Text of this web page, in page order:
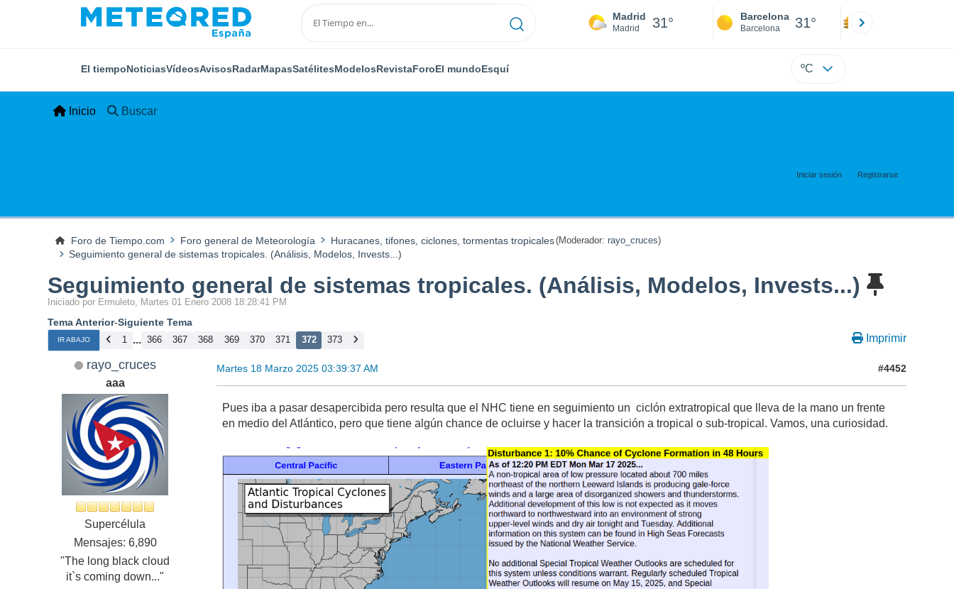
Madrid
Madrid 31° Barcelona
Barcelona 31°
El tiempoNoticiasVídeosAvisosRadarMapasSatélitesModelosRevistaForoEl mundoEsquí ºC
Inicio Buscar
Iniciar sesión Registrarse
Foro de Tiempo.com Foro general de Meteorología Huracanes, tifones, ciclones, tormentas tropicales(Moderador: rayo_cruces)
Seguimiento general de sistemas tropicales. (Análisis, Modelos, Invests...)
Seguimiento general de sistemas tropicales. (Análisis, Modelos, Invests...)
Iniciado por Ermuleto, Martes 01 Enero 2008 18:28:41 PM
Tema Anterior-Siguiente Tema
IR ABAJO 1 ... 366 367 368 369 370 371 372 373 Imprimir
rayo_cruces
aaa
Supercélula
Mensajes: 6,890
"The long black cloud
it`s coming down..."
Martes 18 Marzo 2025 03:39:37 AM #4452
Pues iba a pasar desapercibida pero resulta que el NHC tiene en seguimiento un ciclón extratropical que lleva de la mano un frente
en medio del Atlántico, pero que tiene algún chance de ocluirse y hacer la transición a tropical o sub-tropical. Vamos, una curiosidad.